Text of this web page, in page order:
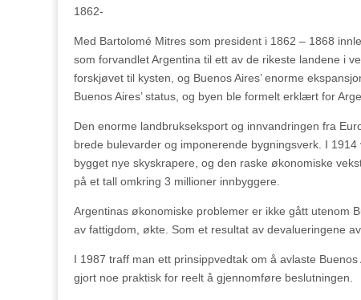
1862-
Med Bartolomé Mitres som president i 1862 – 1868
som forvandlet Argentina til ett av de rikeste landene i
forskjøvet til kysten, og Buenos Aires’ enorme
Buenos Aires’ status, og byen ble formelt erklært for
Den enorme landbrukseksport og innvandringen fra
brede bulevarder og imponerende bygningsverk. I
bygget nye skyskrapere, og den raske økonomiske
på et tall omkring 3 millioner innbyggere.
Argentinas økonomiske problemer er ikke gått utenom
av fattigdom, økte. Som et resultat av devalueringene
I 1987 traff man ett prinsippvedtak om å avlaste
gjort noe praktisk for reelt å gjennomføre beslutningen.